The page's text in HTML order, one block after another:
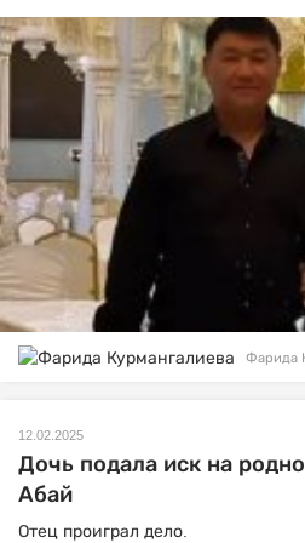
Фарида
12.02.2025
Дочь подала иск на
Абай
Отец проиграл дело.